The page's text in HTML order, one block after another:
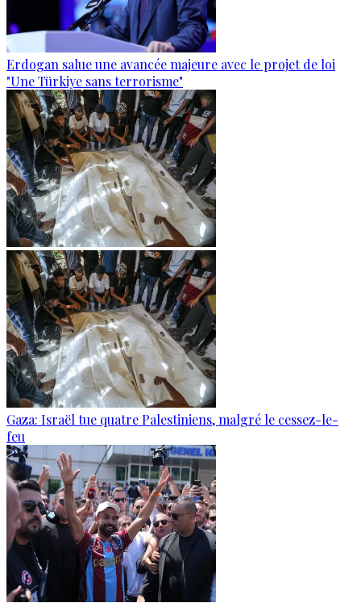
Erdogan salue une avancée majeure avec le projet de loi
"Une Türkiye sans terrorisme"
Gaza: Israël tue quatre Palestiniens, malgré le cessez-le-
feu